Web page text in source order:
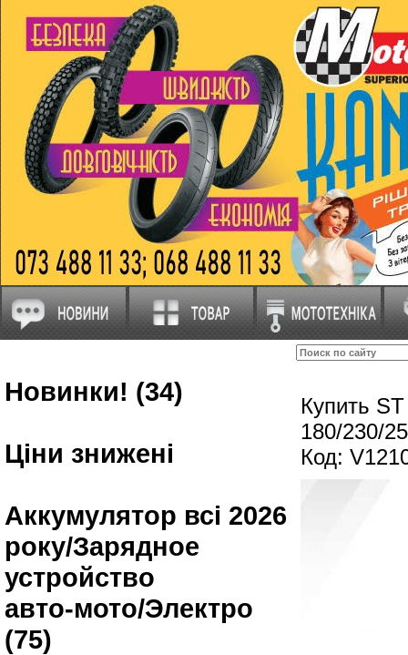
Новинки! (34)
Ціни знижені
Аккумулятор всі 2026
року/Зарядное
устройство
авто-мото/Электро
(75)
Купить
180/230/
Код: